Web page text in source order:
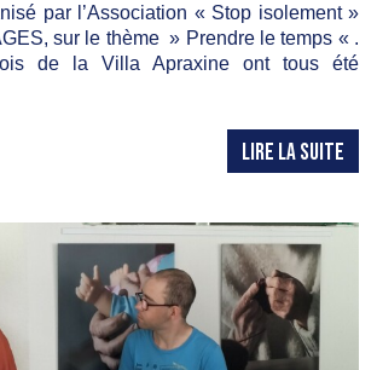
par l’Association « Stop isolement »
sur le thème » Prendre le temps « .
de la Villa Apraxine ont tous été
LIRE LA SUITE